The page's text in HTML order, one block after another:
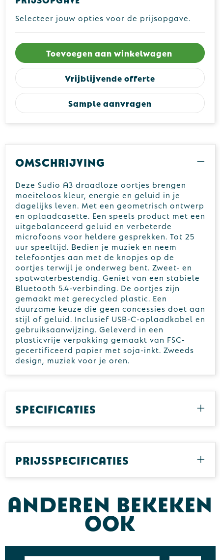
Selecteer jouw opties voor de prijsopgave.
Toevoegen aan winkelwagen
Vrijblijvende offerte
Sample aanvragen
Omschrijving
Deze Sudio A3 draadloze oortjes brengen
moeiteloos kleur, energie en geluid in je
dagelijks leven. Met een geometrisch ontwerp
en oplaadcasette. Een speels product met een
uitgebalanceerd geluid en verbeterde
microfoons voor heldere gesprekken. Tot 25
uur speeltijd. Bedien je muziek en neem
telefoontjes aan met de knopjes op de
oortjes terwijl je onderweg bent. Zweet- en
spatwaterbestendig. Geniet van een stabiele
Bluetooth 5.4-verbinding. De oortjes zijn
gemaakt met gerecycled plastic. Een
duurzame keuze die geen concessies doet aan
stijl of geluid. Inclusief USB-C-oplaadkabel en
gebruiksaanwijzing. Geleverd in een
plasticvrije verpakking gemaakt van FSC-
gecertificeerd papier met soja-inkt. Zweeds
design, muziek voor je oren.
Specificaties
Prijsspecificaties
Anderen bekeken
ook